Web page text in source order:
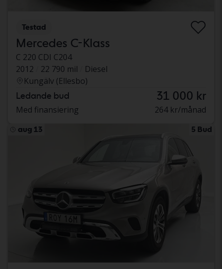
Testad
Mercedes C-Klass
C 220 CDI C204
2012
22 790 mil
Diesel
Kungälv (Ellesbo)
Ledande bud 31 000 kr
Med finansiering 264 kr/månad
aug 13 5 Bud